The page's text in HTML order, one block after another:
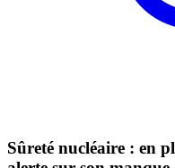
Sûreté nucléaire : en